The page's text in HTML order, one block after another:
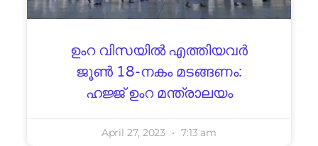
ഉംറ വിസയിൽ എത്തിയവർ
ജൂൺ 18-നകം മടങ്ങണം:
ഹജ്ജ് ഉംറ മന്ത്രാലയം
April 27, 2023 7:13 am